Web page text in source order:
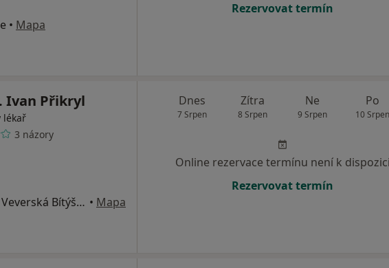
• Mapa
Rezervovat termín
Ivan Přikryl
lékař
3 názory
Masarykovo náměstí 76, Veverská Bítýška • Mapa
Dnes
7 Srpen
Zítra
8 Srpen
Ne
9 Srpen
Po
10 Srpen
Online rezervace termínu není k dispozici
Rezervovat termín